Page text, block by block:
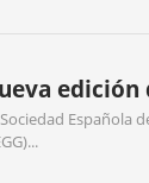
edición
Española